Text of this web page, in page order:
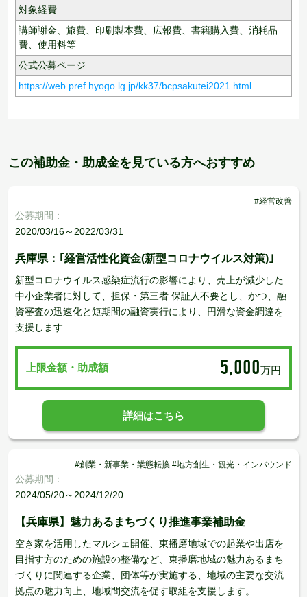
対象経費
講師謝金、旅費、印刷製本費、広報費、書籍購入費、消耗品
費、使用料等
公式公募ページ
https://web.pref.hyogo.lg.jp/kk37/bcpsakutei2021.html
この補助金・助成金を見ている方へおすすめ
#経営改善
公募期間：
2020/03/16～2022/03/31
兵庫県：｢経営活性化資金(新型コロナウイルス対策)｣
新型コロナウイルス感染症流行の影響により、売上が減少した
中小企業者に対して、担保・第三者 保証人不要とし、かつ、融
資審査の迅速化と短期間の融資実行により、円滑な資金調達を
支援します
上限金額・助成額 5,000万円
詳細はこちら
#創業・新事業・業態転換 #地方創生・観光・インバウンド
公募期間：
2024/05/20～2024/12/20
【兵庫県】魅力あるまちづくり推進事業補助金
空き家を活用したマルシェ開催、東播磨地域での起業や出店を
目指す方のための施設の整備など、東播磨地域の魅力あるまち
づくりに関連する企業、団体等が実施する、地域の主要な交流
拠点の魅力向上、地域間交流を促す取組を支援します。